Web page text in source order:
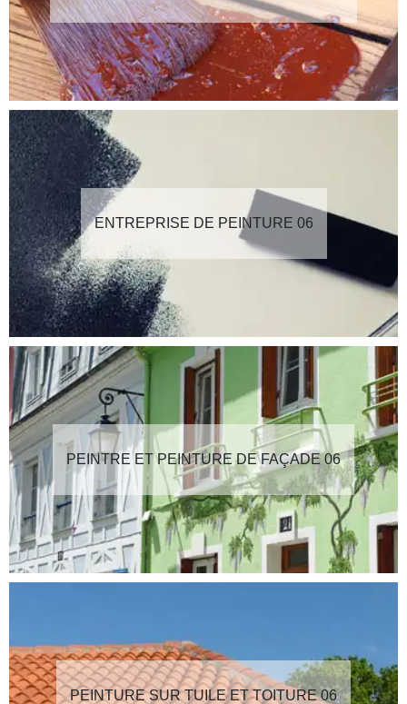
ENTREPRISE DE PEINTURE 06
PEINTRE ET PEINTURE DE FAÇADE 06
PEINTURE SUR TUILE ET TOITURE 06